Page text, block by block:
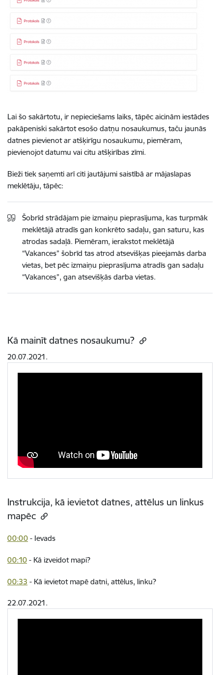
Lai šo sakārtotu, ir nepieciešams laiks, tāpēc aicinām iestādes
pakāpeniski sakārtot esošo datņu nosaukumus, taču jaunās
datnes pievienot ar atšķirīgu nosaukumu, piemēram,
pievienojot datumu vai citu atšķirības zīmi.
Bieži tiek saņemti arī citi jautājumi saistībā ar mājaslapas
meklētāju, tāpēc:
Šobrīd strādājam pie izmaiņu pieprasījuma, kas turpmāk
meklētājā atradīs gan konkrēto sadaļu, gan saturu, kas
atrodas sadaļā. Piemēram, ierakstot meklētājā
“Vakances” šobrīd tas atrod atsevišķas pieejamās darba
vietas, bet pēc izmaiņu pieprasījuma atradīs gan sadaļu
“Vakances”, gan atsevišķās darba vietas.
Kā mainīt datnes nosaukumu?
20.07.2021.
Instrukcija, kā ievietot datnes, attēlus un linkus
mapēc
00:00 - Ievads
00:10 - Kā izveidot mapi?
00:33 - Kā ievietot mapē datni, attēlus, linku?
22.07.2021.